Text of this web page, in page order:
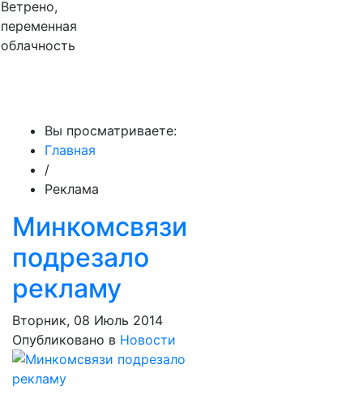
Ветрено,
переменная
облачность
Вы просматриваете:
Главная
/
Реклама
Минкомсвязи
подрезало
рекламу
Вторник, 08 Июль 2014
Опубликовано в Новости